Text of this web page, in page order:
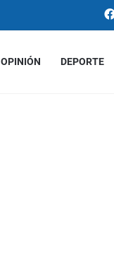
OPINIÓN DEPORTE